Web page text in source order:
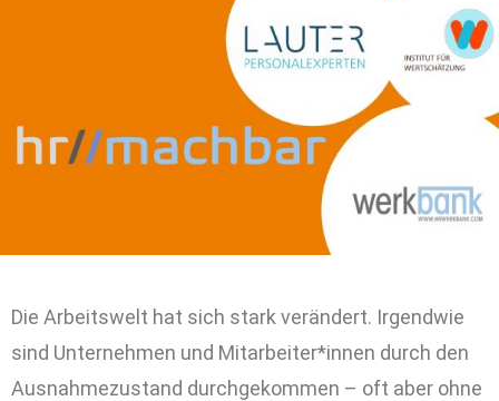
Die Arbeitswelt hat sich stark verändert. Irgendwie
sind Unternehmen und Mitarbeiter*innen durch den
Ausnahmezustand durchgekommen – oft aber ohne